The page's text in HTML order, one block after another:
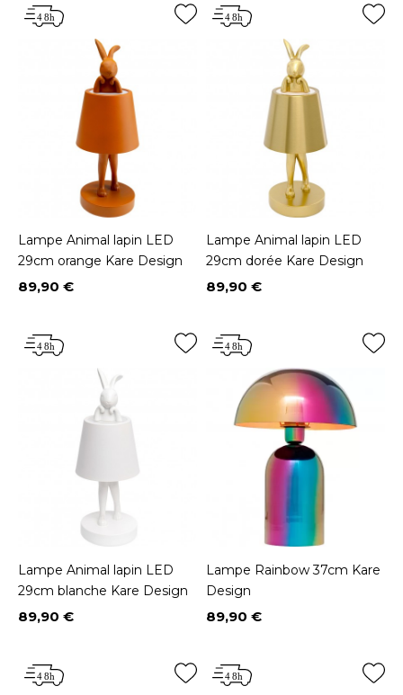
Lampe Animal lapin LED
29cm orange Kare Design
Prix
89,90 €
Lampe Animal lapin LED
29cm dorée Kare Design
Prix
89,90 €
Lampe Animal lapin LED
29cm blanche Kare Design
Prix
89,90 €
Lampe Rainbow 37cm Kare
Design
Prix
89,90 €